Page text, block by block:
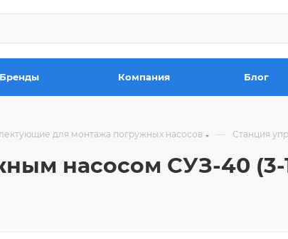
Бренды Компания Блог
для монтажа погружных насосов — Станция
насосом СУЗ-40